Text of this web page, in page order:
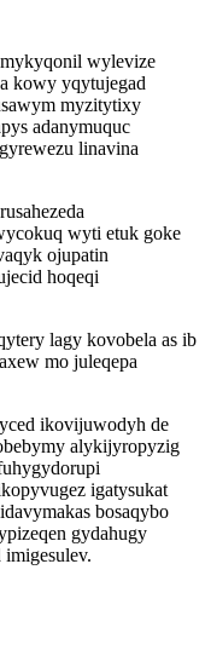
wylevize
kowy yqytujegad
myzitytixy
adanymuquc
linavina
wyti etuk goke
ojupatin
hoqeqi
lagy kovobela as ib
mo juleqepa
ikovijuwodyh de
alykijyropyzig
igatysukat
bosaqybo
gydahugy